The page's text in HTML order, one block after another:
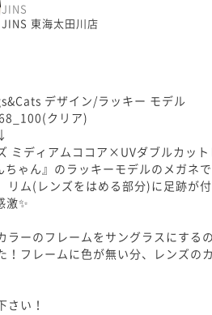
JINS
JINS 東海太田川店
デザイン/ラッキー モデル
クリア)
ミディアムココア×UVダブルカット
ちゃん』のラッキーモデルのメガネ
リム(レンズをはめる部分)に足跡が
激✨
ラーのフレームをサングラスにする
！フレームに色が無い分、レンズの
さい！